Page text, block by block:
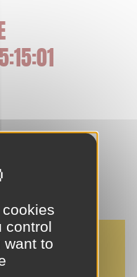
control
want to